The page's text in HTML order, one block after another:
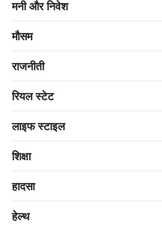
मनी और निवेश
मौसम
राजनीती
रियल स्टेट
लाइफ स्टाइल
शिक्षा
हादसा
हेल्थ